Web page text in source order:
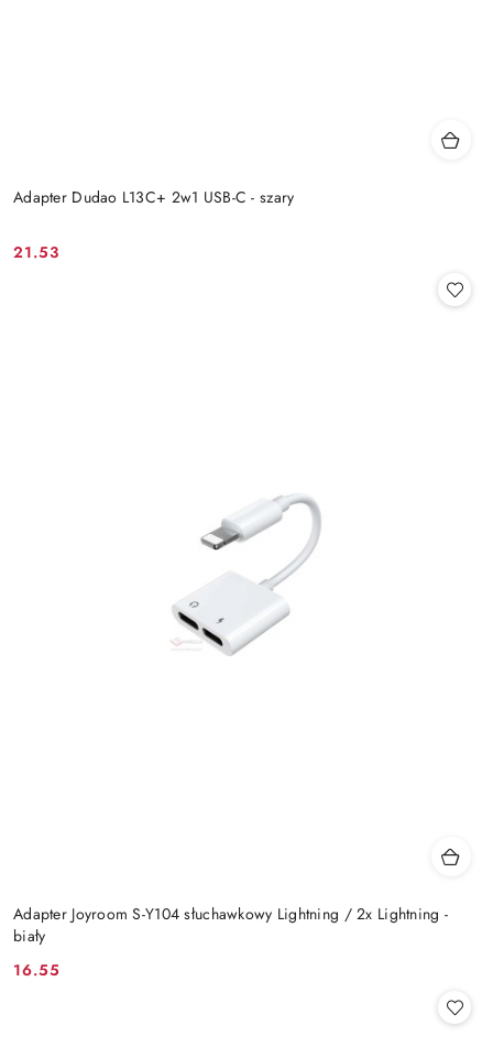
Adapter Dudao L13C+ 2w1 USB-C - szary
Cena:
21.53
Adapter Joyroom S-Y104 słuchawkowy Lightning / 2x Lightning -
biały
Cena:
16.55